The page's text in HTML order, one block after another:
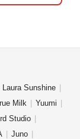
Laura Sunshine
Milk
Yuumi
Studio
Juno